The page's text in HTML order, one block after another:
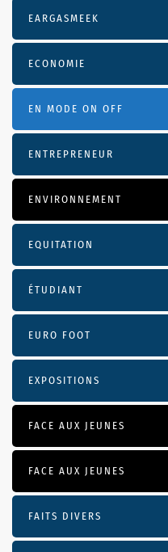
EARGASMEEK
ECONOMIE
EN MODE ON OFF
ENTREPRENEUR
ENVIRONNEMENT
EQUITATION
ÉTUDIANT
EURO FOOT
EXPOSITIONS
FACE AUX JEUNES
FACE AUX JEUNES
FAITS DIVERS